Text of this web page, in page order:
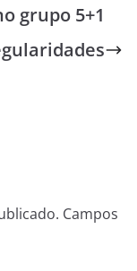
grupo 5+1
Campos